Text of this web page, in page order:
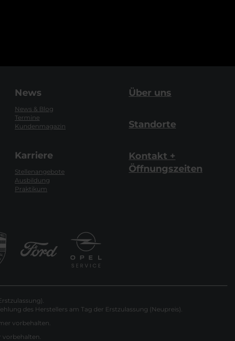
News
News & Blog
Termine
Kundenmagazin
Karriere
Stellenangebote
Ausbildung
Praktikum
Über uns
Standorte
Kontakt +
Öffnungszeiten
des Herstellers am Tag der Erstzulassung (Neupreis).
vorbehalten.
vorbehalten.